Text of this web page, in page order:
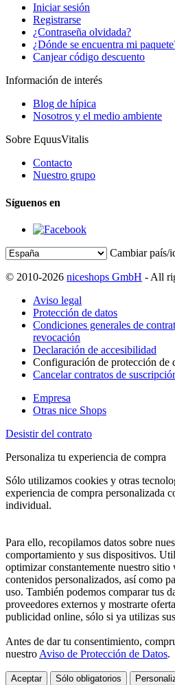
Iniciar sesión
Registrarse
¿Contraseña olvidada?
¿Dónde se encuentra mi
Canjear código descuento
Información de interés
Blog de hípica
Nosotros y el medio ambiente
Sobre EquusVitalis
Contacto
Nuestro grupo
Síguenos en
Cambiar país/
© 2010-2026 niceshops GmbH - All
Aviso legal
Protección de datos
Condiciones generales de
revocación
Declaración de accesibilidad
Configuración de protección de
Cancelar contratos de
Empresa
Otras nice Shops
Desistir del contrato
Personaliza tu experiencia de compra
Sólo utilizamos cookies y otras
experiencia de compra personalizada
individual.
Para ello, recopilamos datos sobre
comportamiento y sus dispositivos.
optimizar constantemente nuestro
contenidos personalizados, así como
uso. También podemos comparar tus
proveedores externos y mostrarte
publicidad online, sólo si ya utilizas
Antes de dar tu consentimiento,
nuestro Aviso de Protección de Datos.
Aceptar Sólo obligatorios